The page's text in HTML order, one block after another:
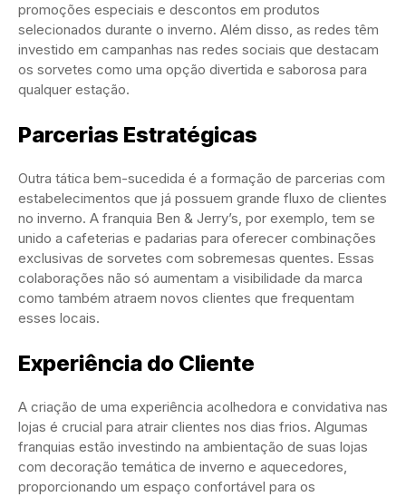
promoções especiais e descontos em produtos
selecionados durante o inverno. Além disso, as redes têm
investido em campanhas nas redes sociais que destacam
os sorvetes como uma opção divertida e saborosa para
qualquer estação.
Parcerias Estratégicas
Outra tática bem-sucedida é a formação de parcerias com
estabelecimentos que já possuem grande fluxo de clientes
no inverno. A franquia Ben & Jerry’s, por exemplo, tem se
unido a cafeterias e padarias para oferecer combinações
exclusivas de sorvetes com sobremesas quentes. Essas
colaborações não só aumentam a visibilidade da marca
como também atraem novos clientes que frequentam
esses locais.
Experiência do Cliente
A criação de uma experiência acolhedora e convidativa nas
lojas é crucial para atrair clientes nos dias frios. Algumas
franquias estão investindo na ambientação de suas lojas
com decoração temática de inverno e aquecedores,
proporcionando um espaço confortável para os